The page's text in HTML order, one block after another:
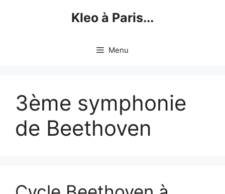
Kleo à Paris...
Menu
3ème symphonie
de Beethoven